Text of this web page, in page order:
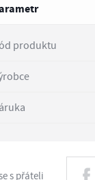
produktu
s přáteli